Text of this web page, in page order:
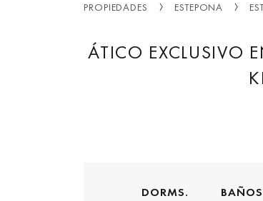
PROPIEDADES ESTEPONA
ÁTICO EXCLUSIVO
DORMS.
BAÑOS